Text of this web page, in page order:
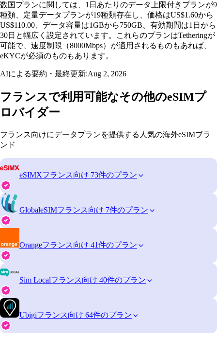
数国プランに関しては、1日あたりのデータ上限付きプランが9
種類、定量データプランが19種類存在し、価格はUS$1.60から
US$110.00、データ容量は1GBから750GB、有効期間は1日から
30日と幅広く設定されています。これらのプランはTetheringが
可能で、速度制限（8000Mbps）が適用されるものもあれば、
eKYCが必須のものもあります。
AIによる要約・最終更新:Aug 2, 2026
フランスで利用可能なその他のeSIMプ
ロバイダー
フランス向けにデータプランを提供する人気の海外eSIMブラ
ンド
eSIMXフランス向け 73件のプラン
GlobaleSIMフランス向け 7件のプラン
Orangeフランス向け 41件のプラン
Sim Localフランス向け 40件のプラン
Ubigiフランス向け 64件のプラン